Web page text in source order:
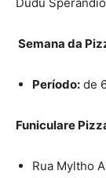
Semana da
Período: de
Funiculare
Rua Myltho